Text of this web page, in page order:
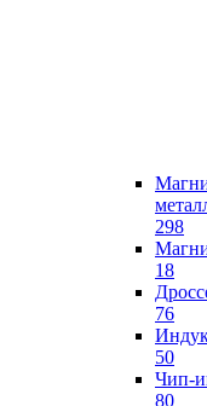
298
18
76
50
Чип-
80